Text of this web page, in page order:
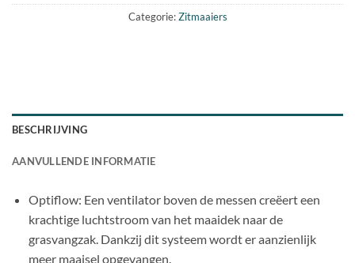
Categorie:Zitmaaiers
BESCHRIJVING
AANVULLENDE INFORMATIE
Optiflow: Een ventilator boven de messen creëert een
krachtige luchtstroom van het maaidek naar de
grasvangzak. Dankzij dit systeem wordt er aanzienlijk
meer maaisel opgevangen.